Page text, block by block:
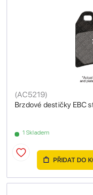
Brzdové destičky EBC
(AC5219)
1 Skladem
PŘIDAT DO